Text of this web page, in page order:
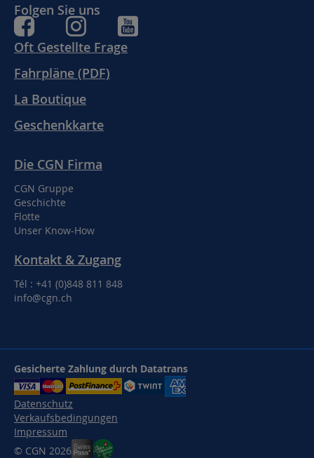
Oft Gestellte Frage
Fahrpläne (PDF)
La Boutique
Geschenkkarte
Die CGN Firma
CGN Gruppe
Geschichte
Flotte
Unser Know-How
Kontakt & Zugang
Tél : +41 (0)848 811 848
info@cgn.ch
Folgen Sie uns
Gesicherte Zahlung durch Datatrans
Datenschutz
Verkaufsbedingungen
Impressum
© CGN 2026